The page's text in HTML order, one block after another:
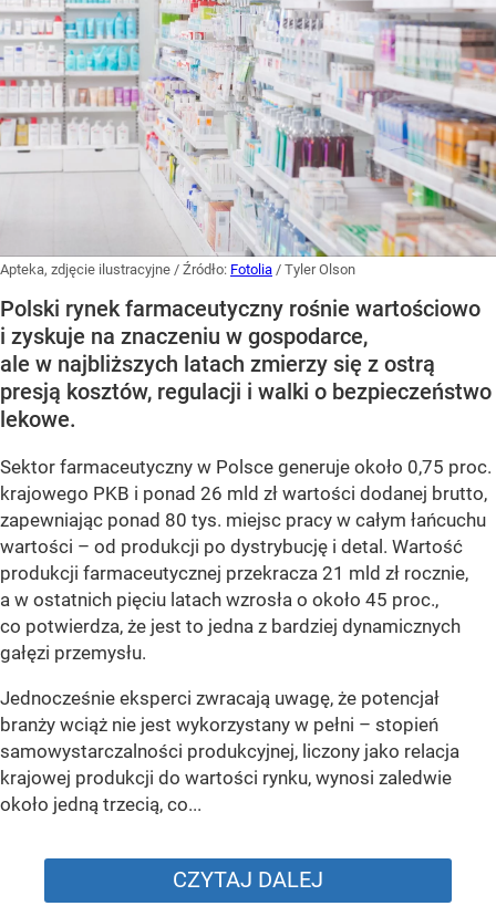
Apteka, zdjęcie ilustracyjne / Źródło: Fotolia / Tyler Olson
Polski rynek farmaceutyczny rośnie wartościowo
i zyskuje na znaczeniu w gospodarce,
ale w najbliższych latach zmierzy się z ostrą
presją kosztów, regulacji i walki o bezpieczeństwo
lekowe.
Sektor farmaceutyczny w Polsce generuje około 0,75 proc.
krajowego PKB i ponad 26 mld zł wartości dodanej brutto,
zapewniając ponad 80 tys. miejsc pracy w całym łańcuchu
wartości – od produkcji po dystrybucję i detal. Wartość
produkcji farmaceutycznej przekracza 21 mld zł rocznie,
a w ostatnich pięciu latach wzrosła o około 45 proc.,
co potwierdza, że jest to jedna z bardziej dynamicznych
gałęzi przemysłu.
Jednocześnie eksperci zwracają uwagę, że potencjał
branży wciąż nie jest wykorzystany w pełni – stopień
samowystarczalności produkcyjnej, liczony jako relacja
krajowej produkcji do wartości rynku, wynosi zaledwie
około jedną trzecią, co...
CZYTAJ DALEJ